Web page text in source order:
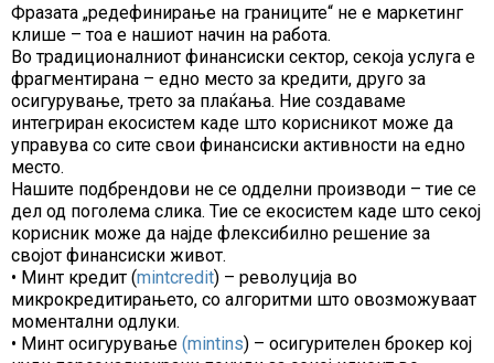
Фразата „редефинирање на границите“ не е маркетинг
клише – тоа е нашиот начин на работа.
Во традиционалниот финансиски сектор, секоја услуга е
фрагментирана – едно место за кредити, друго за
осигурување, трето за плаќања. Ние создаваме
интегриран екосистем каде што корисникот може да
управува со сите свои финансиски активности на едно
место.
Нашите подбрендови не се одделни производи – тие се
дел од поголема слика. Тие се екосистем каде што секој
корисник може да најде флексибилно решение за
својот финансиски живот.
• Минт кредит (mintcredit) – револуција во
микрокредитирањето, со алгоритми што овозможуваат
моментални одлуки.
• Минт осигурување (mintins) – осигурителен брокер кој